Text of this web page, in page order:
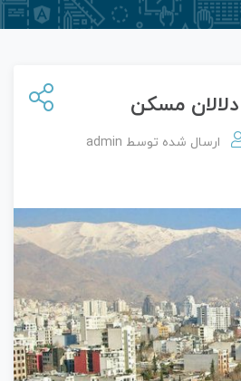
مسکن
ارسال شده توسط admin